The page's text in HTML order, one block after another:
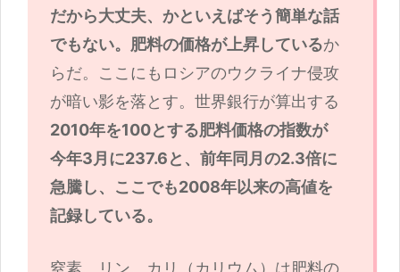
だから大丈夫、かといえばそう簡単な話
でもない。肥料の価格が上昇しているか
らだ。ここにもロシアのウクライナ侵攻
が暗い影を落とす。世界銀行が算出する
2010年を100とする肥料価格の指数が
今年3月に237.6と、前年同月の2.3倍に
急騰し、ここでも2008年以来の高値を
記録している。
窒素、リン、カリ（カリウム）は肥料の